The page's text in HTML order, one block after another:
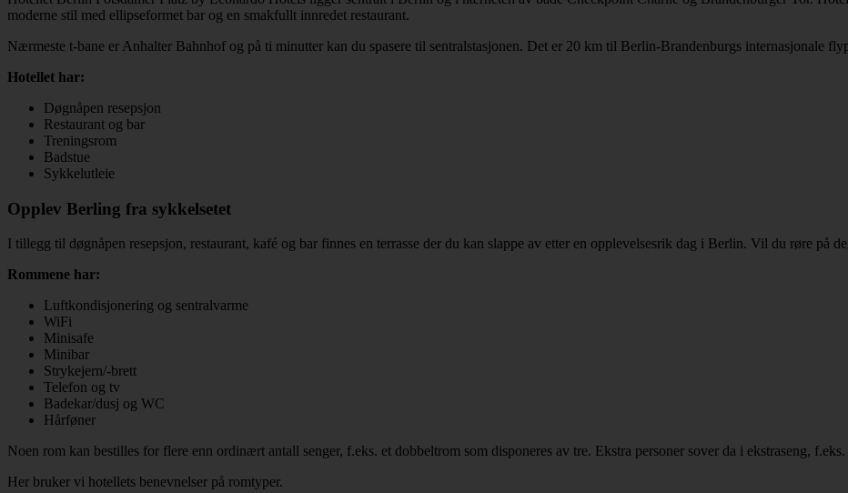
moderne stil med ellipseformet bar og en smakfullt innredet restaurant.
Nærmeste t-bane er Anhalter Bahnhof og på ti minutter kan du spasere til sentralstasjonen. Det er 20 km til Berlin-Brandenburgs internasjonale
Hotellet har:
Døgnåpen resepsjon
Restaurant og bar
Treningsrom
Badstue
Sykkelutleie
Opplev Berling fra sykkelsetet
I tillegg til døgnåpen resepsjon, restaurant, kafé og bar finnes en terrasse der du kan slappe av etter en opplevelsesrik dag i Berlin. Vil du røre på
Rommene har:
Luftkondisjonering og sentralvarme
WiFi
Minisafe
Minibar
Strykejern/-brett
Telefon og tv
Badekar/dusj og WC
Hårføner
Noen rom kan bestilles for flere enn ordinært antall senger, f.eks. et dobbeltrom som disponeres av tre. Ekstra personer sover da i ekstraseng,
Her bruker vi hotellets benevnelser på romtyper.